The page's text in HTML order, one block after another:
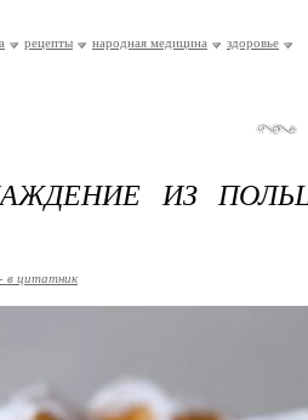
рецепты народная медицина здоровье
ИЗ
в цитатник